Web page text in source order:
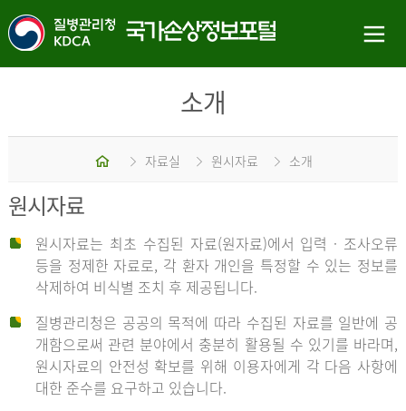
소개
홈 자료실 원시자료 소개
원시자료
원시자료는 최초 수집된 자료(원자료)에서 입력 · 조사오류
등을 정제한 자료로, 각 환자 개인을 특정할 수 있는 정보를
삭제하여 비식별 조치 후 제공됩니다.
질병관리청은 공공의 목적에 따라 수집된 자료를 일반에 공
개함으로써 관련 분야에서 충분히 활용될 수 있기를 바라며,
원시자료의 안전성 확보를 위해 이용자에게 각 다음 사항에
대한 준수를 요구하고 있습니다.